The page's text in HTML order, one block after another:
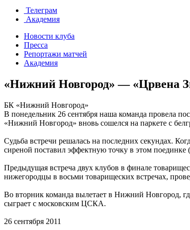
Телеграм
Академия
Новости клуба
Пресса
Репортажи матчей
Академия
«Нижний Новгород» — «Црвена
БК «Нижний Новгород»
В понедельник 26 сентября наша команда провела
«Нижний Новгород» вновь сошелся на паркете с
Судьба встречи решалась на последних секундах.
сиреной поставил эффектную точку в этом поединке
Предыдущая встреча двух клубов в финале
нижегородцы в восьми товарищеских встречах,
Во вторник команда вылетает в Нижний Новгород,
сыграет с московским ЦСКА.
26 сентября 2011